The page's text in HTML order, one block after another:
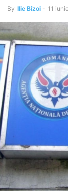
By Ilie Bîzoi - 11